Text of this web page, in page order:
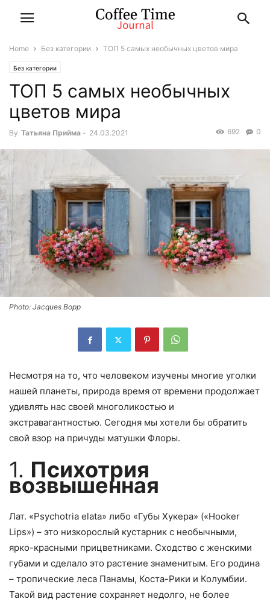
Home Без категории ТОП 5 самых необычных цветов мира
Без категории
ТОП 5 самых необычных
цветов мира
By Татьяна Прийма - 24.03.2021 0
692
Photo: Jacques Bopp
Несмотря на то, что человеком изучены многие уголки
нашей планеты, природа время от времени продолжает
удивлять нас своей многоликостью и
экстравагантностью. Сегодня мы хотели бы обратить
свой взор на причуды матушки Флоры.
1. Психотрия
возвышенная
Лат. «Psychotria elata» либо «Губы Хукера» («Hooker
Lips») – это низкорослый кустарник с необычными,
ярко-красными прицветниками. Сходство с женскими
губами и сделало это растение знаменитым. Его родина
– тропические леса Панамы, Коста-Рики и Колумбии.
Такой вид растение сохраняет недолго, не более